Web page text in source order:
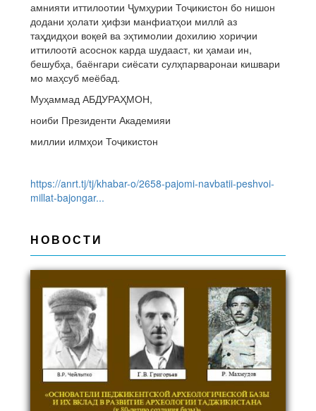
амнияти иттилоотии Ҷумҳурии Тоҷикистон бо нишон
додани ҳолати ҳифзи манфиатҳои миллӣ аз
таҳдидҳои воқеӣ ва эҳтимолии дохилию хориҷии
иттилоотӣ асоснок карда шудааст, ки ҳамаи ин,
бешубҳа, баёнгари сиёсати сулҳпарваронаи кишвари
мо маҳсуб меёбад.
Муҳаммад АБДУРАҲМОН,
ноиби Президенти Академияи
миллии илмҳои Тоҷикистон
https://anrt.tj/tj/khabar-o/2658-pajomi-navbatii-peshvoi-
millat-bajongar...
НОВОСТИ